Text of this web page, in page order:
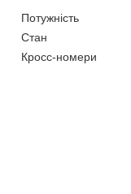
Потужність
Стан
Кросс-номери